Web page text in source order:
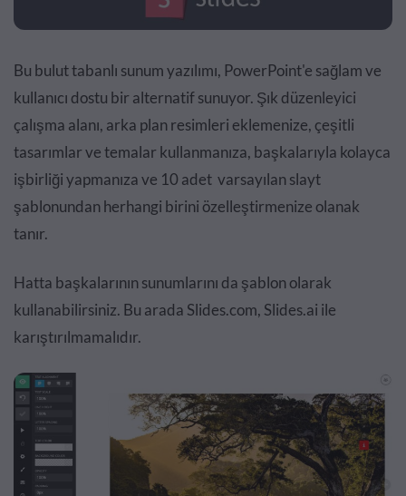
Bu bulut tabanlı sunum yazılımı, PowerPoint'e sağlam ve
kullanıcı dostu bir alternatif sunuyor. Şık düzenleyici
çalışma alanı, arka plan resimleri eklemenize, çeşitli
tasarımlar ve temalar kullanmanıza, başkalarıyla kolayca
işbirliği yapmanıza ve 10 adet varsayılan slayt
şablonundan herhangi birini özelleştirmenize olanak
tanır.
Hatta başkalarının sunumlarını da şablon olarak
kullanabilirsiniz. Bu arada Slides.com, Slides.ai ile
karıştırılmamalıdır.